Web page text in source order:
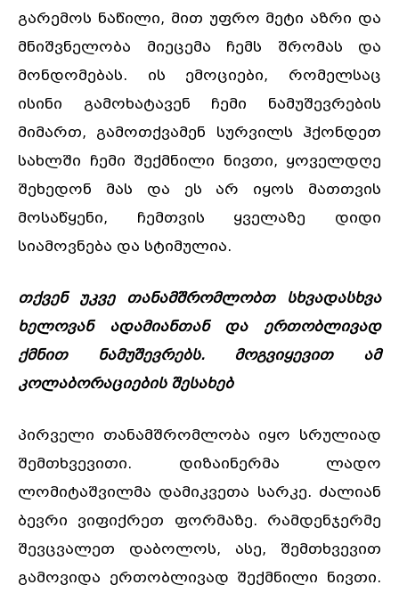
გარემოს ნაწილი, მით უფრო მეტი აზრი და
მნიშვნელობა მიეცემა ჩემს შრომას და
მონდომებას. ის ემოციები, რომელსაც
ისინი გამოხატავენ ჩემი ნამუშევრების
მიმართ, გამოთქვამენ სურვილს ჰქონდეთ
სახლში ჩემი შექმნილი ნივთი, ყოველდღე
შეხედონ მას და ეს არ იყოს მათთვის
მოსაწყენი, ჩემთვის ყველაზე დიდი
სიამოვნება და სტიმულია.
თქვენ უკვე თანამშრომლობთ სხვადასხვა
ხელოვან ადამიანთან და ერთობლივად
ქმნით ნამუშევრებს. მოგვიყევით ამ
კოლაბორაციების შესახებ
პირველი თანამშრომლობა იყო სრულიად
შემთხვევითი. დიზაინერმა ლადო
ლომიტაშვილმა დამიკვეთა სარკე. ძალიან
ბევრი ვიფიქრეთ ფორმაზე. რამდენჯერმე
შევცვალეთ დაბოლოს, ასე, შემთხვევით
გამოვიდა ერთობლივად შექმნილი ნივთი.